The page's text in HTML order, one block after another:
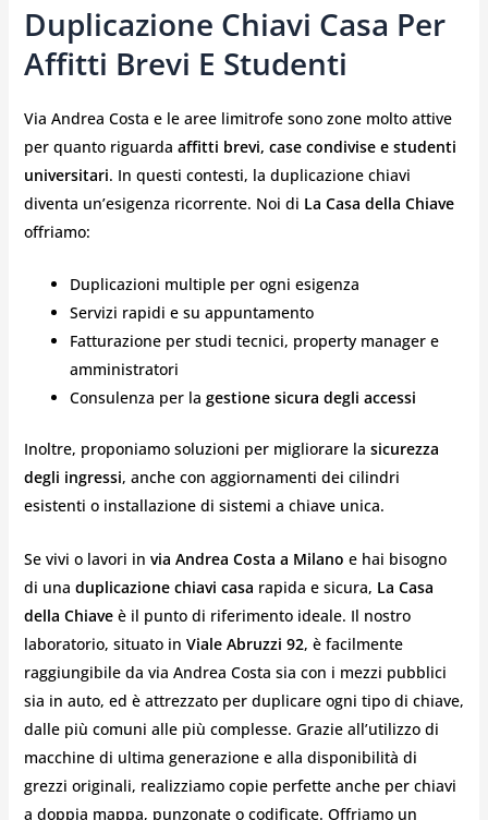
Duplicazione Chiavi Casa Per
Affitti Brevi E Studenti
Via Andrea Costa e le aree limitrofe sono zone molto attive
per quanto riguarda affitti brevi, case condivise e studenti
universitari. In questi contesti, la duplicazione chiavi
diventa un’esigenza ricorrente. Noi di La Casa della Chiave
offriamo:
Duplicazioni multiple per ogni esigenza
Servizi rapidi e su appuntamento
Fatturazione per studi tecnici, property manager e
amministratori
Consulenza per la gestione sicura degli accessi
Inoltre, proponiamo soluzioni per migliorare la sicurezza
degli ingressi, anche con aggiornamenti dei cilindri
esistenti o installazione di sistemi a chiave unica.
Se vivi o lavori in via Andrea Costa a Milano e hai bisogno
di una duplicazione chiavi casa rapida e sicura, La Casa
della Chiaveè il punto di riferimento ideale. Il nostro
laboratorio, situato in Viale Abruzzi 92, è facilmente
raggiungibile da via Andrea Costa sia con i mezzi pubblici
sia in auto, ed è attrezzato per duplicare ogni tipo di chiave,
dalle più comuni alle più complesse. Grazie all’utilizzo di
macchine di ultima generazione e alla disponibilità di
grezzi originali, realizziamo copie perfette anche per chiavi
a doppia mappa, punzonate o codificate. Offriamo un